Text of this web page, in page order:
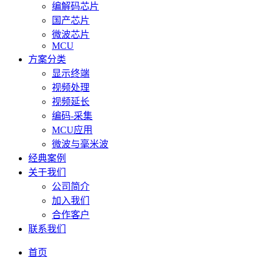
编解码芯片
国产芯片
微波芯片
MCU
方案分类
显示终端
视频处理
视频延长
编码-采集
MCU应用
微波与毫米波
经典案例
关于我们
公司简介
加入我们
合作客户
联系我们
首页